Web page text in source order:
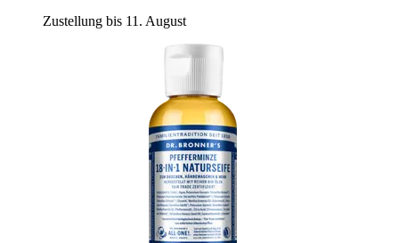
Zustellung bis 11. August